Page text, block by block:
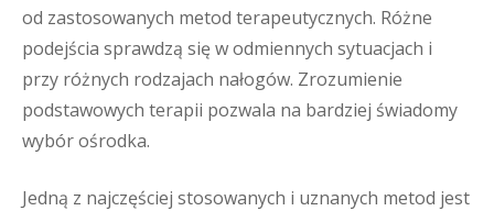
od zastosowanych metod terapeutycznych. Różne
podejścia sprawdzą się w odmiennych sytuacjach i
przy różnych rodzajach nałogów. Zrozumienie
podstawowych terapii pozwala na bardziej świadomy
wybór ośrodka.
Jedną z najczęściej stosowanych i uznanych metod jest